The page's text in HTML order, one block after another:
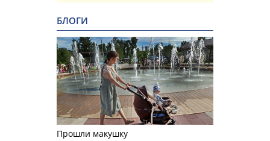
БЛОГИ
Прошли макушку